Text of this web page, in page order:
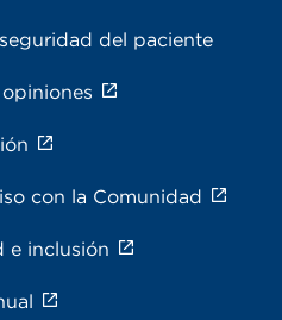
del paciente
con la Comunidad
e inclusión